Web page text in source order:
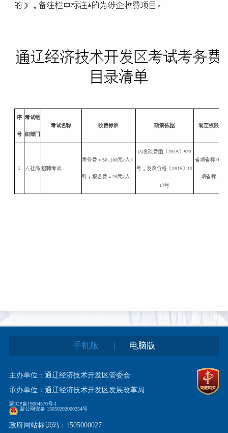
的），备注栏中标注▲的为涉企收费项目。
通辽经济技术开发区考试考务费
目录清单
序
号
考试组
织部门
考试名称 收费标准 政策依据 制定权限
1 人社局 招聘考试
考务费：50-100元/人/
科；报名费：20元/人
内发改费函〔2015〕523
号，发改价格〔2015〕12
17号
省项省标/中
项省标
手机版 电脑版
主办单位：通辽经济技术开发区管委会
承办单位：通辽经济技术开发区发展改革局
蒙ICP备19004570号-1
蒙公网安备 15050202000254号
政府网站标识码：1505000027